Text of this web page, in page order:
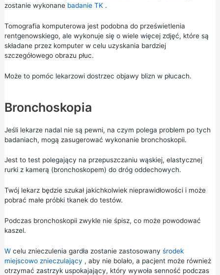
zostanie wykonane badanie TK.
Tomografia komputerowa jest podobna do prześwietlenia
rentgenowskiego, ale wykonuje się o wiele więcej zdjęć, które są
składane przez komputer w celu uzyskania bardziej
szczegółowego obrazu płuc.
Może to pomóc lekarzowi dostrzec objawy blizn w płucach.
Bronchoskopia
Jeśli lekarze nadal nie są pewni, na czym polega problem po tych
badaniach, mogą zasugerować wykonanie bronchoskopii.
Jest to test polegający na przepuszczaniu wąskiej, elastycznej
rurki z kamerą (bronchoskopem) do dróg oddechowych.
Twój lekarz będzie szukał jakichkolwiek nieprawidłowości i może
pobrać małe próbki tkanek do testów.
Podczas bronchoskopii zwykle nie śpisz, co może powodować
kaszel.
Wcelu znieczulenia gardła zostanie zastosowany środek
miejscowo znieczulający , aby nie bolało, a pacjent może również
otrzymać zastrzyk uspokajający, który wywoła senność podczas